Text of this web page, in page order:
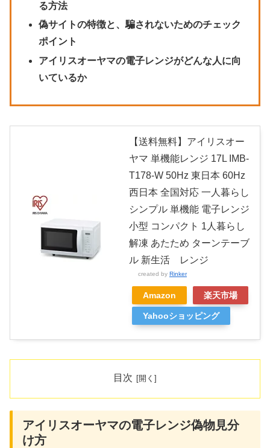
る方法
偽サイトの特徴と、騙されないためのチェック
ポイント
アイリスオーヤマの電子レンジがどんな人に向
いているか
【送料無料】アイリスオー
ヤマ 単機能レンジ 17L IMB-
T178-W 50Hz 東日本 60Hz
西日本 全国対応 一人暮らし
シンプル 単機能 電子レンジ
小型 コンパクト 1人暮らし
解凍 あたため ターンテーブ
ル 新生活 レンジ
created by Rinker
Amazon 楽天市場
Yahooショッピング
目次
アイリスオーヤマの電子レンジ偽物見分
け方